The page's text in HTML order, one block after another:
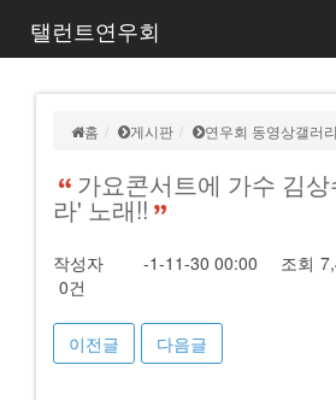
탤런트연우회
홈 게시판 연우회 동영상갤러리
가요콘서트에 가수 김
라' 노래!!
작성자 -1-11-30 00:00 조회
0건
이전글 다음글